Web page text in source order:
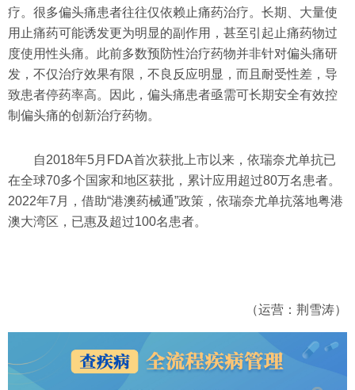
疗。很多偏头痛患者往往仅依赖止痛药治疗。长期、大量使
用止痛药可能诱发更为明显的副作用，甚至引起止痛药物过
度使用性头痛。此前多数预防性治疗药物并非针对偏头痛研
发，不仅治疗效果有限，不良反应明显，而且耐受性差，导
致患者停药率高。因此，偏头痛患者亟需可长期安全有效控
制偏头痛的创新治疗药物。
自2018年5月FDA首次获批上市以来，依瑞奈尤单抗已
在全球70多个国家和地区获批，累计应用超过80万名患者。
2022年7月，借助“港澳药械通”政策，依瑞奈尤单抗落地粤港
澳大湾区，已惠及超过100名患者。
（运营：荆雪涛）